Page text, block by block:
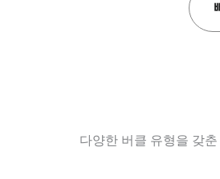
다양한 버클 유형을 갖춘